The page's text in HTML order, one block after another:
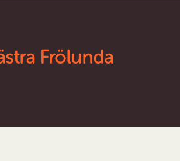
Frölunda